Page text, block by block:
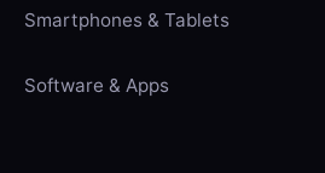
Smartphones & Tablets
Software & Apps